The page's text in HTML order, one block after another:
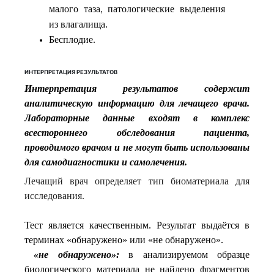
малого таза,патологические выделения
из влагалища.
Бесплодие.
ИНТЕРПРЕТАЦИЯ РЕЗУЛЬТАТОВ
Интерпретация результатов содержит
аналитическую информацию для лечащего врача.
Лабораторные данные входят в комплекс
всестороннего обследования пациента,
проводимого врачом и не могут быть использованы
для самодиагностики и самолечения.
Лечащий врач определяет тип биоматериала для
исследования.
Тест является качественным. Результат выдаётся в
терминах «обнаружено» или «не обнаружено».
«не обнаружено»:в анализируемом образце
биологического материала не найдено фрагментов